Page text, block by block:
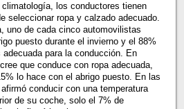
los conductores tienen
seleccionar ropa y calzado adecuado.
uno de cada cinco automovilistas
puesto durante el invierno y el 88%
para la conducción. En
que conduce con ropa adecuada,
lo hace con el abrigo puesto. En las
conducir con una temperatura
de su coche, solo el 7% de